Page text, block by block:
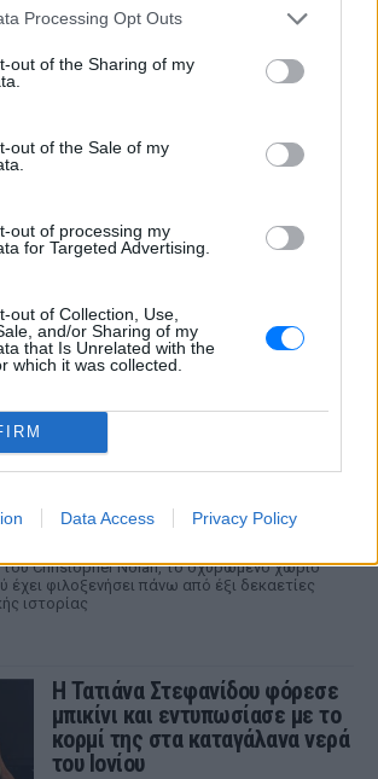
Processing Opt Outs
out of the Sharing of my
out of the Sale of my
out of processing my
for Targeted Advertising.
out of Collection, Use,
and/or Sharing of my
that Is Unrelated with the
which it was collected.
Data Access Privacy Policy
στιγμή από το λιμάνι του Πειραιά, την
Παρασκευή 7 Αυγούστου.
Η Ελένη Βουλγαράκη ξεσπά για
καμία πληροφορία πριν
εκτοξεύσετε τη βλακεία σας»
Η παραγωγός ραδιοφώνου ανάρτησε
story στο Instagram για να διαψεύσει όσα
που έγινε Τροία για τον
το βίντεο κλιπ ... της Βανδή
του Christopher Nolan, το οχυρωμένο χωριό
έχει φιλοξενήσει πάνω από έξι δεκαετίες
ιστορίας
Η Τατιάνα Στεφανίδου φόρεσε
μπικίνι και εντυπωσίασε με το
κορμί της στα καταγάλανα νερά
του Ιονίου